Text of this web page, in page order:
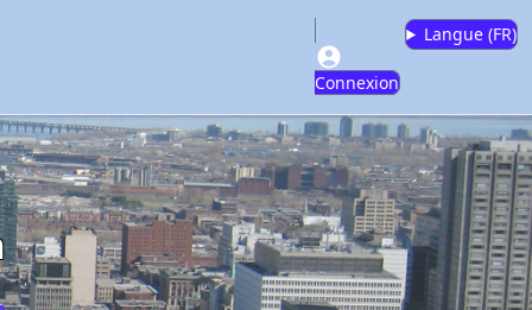
Connexion
Langue (FR)